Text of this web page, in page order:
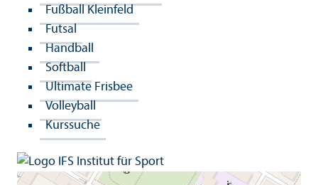
Fußball Kleinfeld
Futsal
Handball
Softball
Ultimate Frisbee
Volleyball
Kurssuche